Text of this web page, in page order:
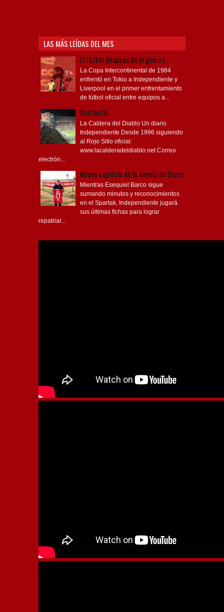
LAS MÁS LEÍDAS DEL MES
El fútbol después de la guerra
La Copa Intercontinental de 1984
enfrentó en Tokio a Independiente y
Liverpool en el primer enfrentamiento
de fútbol oficial entre equipos a...
Contacto
La Caldera del Diablo Un diario
Independiente Desde 1996 siguiendo
al Rojo Sitio oficial:
www.lacalderadeldiablo.net Correo
electrón...
Nuevo capítulo de la novela de Barco
Mientras Esequiel Barco sigue
sumando minutos y reconocimientos
en el Spartak, Independiente jugará
sus últimas fichas para lograr
repatriar...